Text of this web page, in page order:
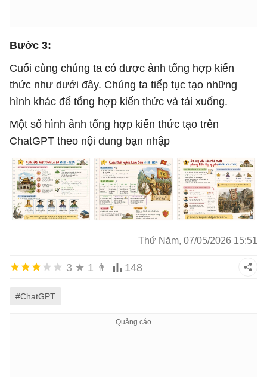
Bước 3:
Cuối cùng chúng ta có được ảnh tổng hợp kiến
thức như dưới đây. Chúng ta tiếp tục tạo những
hình khác để tổng hợp kiến thức và tải xuống.
Một số hình ảnh tổng hợp kiến thức tạo trên
ChatGPT theo nội dung bạn nhập
Thứ Năm, 07/05/2026 15:51
3 ★ 1 👨 148
#ChatGPT